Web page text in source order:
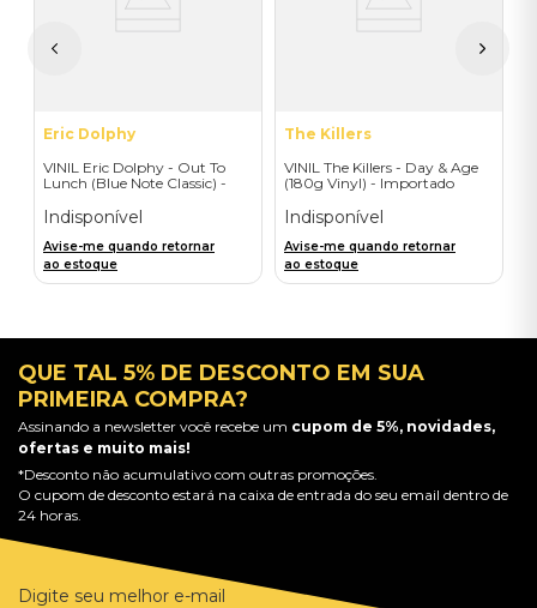
Eric Dolphy
VINIL Eric Dolphy - Out To
Lunch (Blue Note Classic) -
Indisponível
Avise-me quando retornar
ao estoque
The Killers
VINIL The Killers - Day & Age
(180g Vinyl) - Importado
Indisponível
Avise-me quando retornar
ao estoque
QUE TAL 5% DE DESCONTO EM SUA
PRIMEIRA COMPRA?
Assinando a newsletter você recebe um cupom de 5%, novidades,
ofertas e muito mais!
*Desconto não acumulativo com outras promoções.
O cupom de desconto estará na caixa de entrada do seu email dentro de
24 horas.
Digite seu melhor e-mail